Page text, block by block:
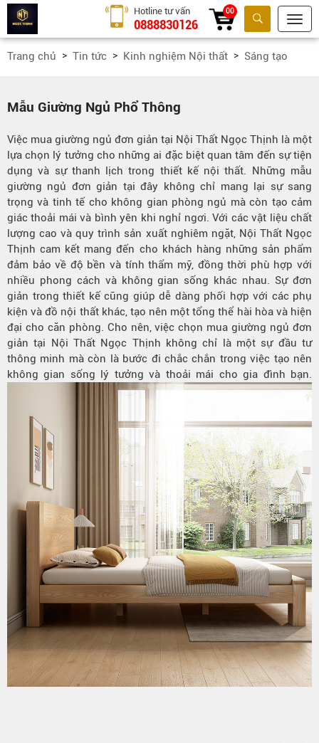
Tìm kiếm
Hotline tư vấn
0888830126
00
Trang chủ Tin tức Kinh nghiệm Nội thất Sáng tạo
Mẫu Giường Ngủ Phổ Thông
Việc mua giường ngủ đơn giản tại Nội Thất Ngọc Thịnh là một
lựa chọn lý tưởng cho những ai đặc biệt quan tâm đến sự tiện
dụng và sự thanh lịch trong thiết kế nội thất. Những mẫu
giường ngủ đơn giản tại đây không chỉ mang lại sự sang
trọng và tinh tế cho không gian phòng ngủ mà còn tạo cảm
giác thoải mái và bình yên khi nghỉ ngơi. Với các vật liệu chất
lượng cao và quy trình sản xuất nghiêm ngặt, Nội Thất Ngọc
Thịnh cam kết mang đến cho khách hàng những sản phẩm
đảm bảo về độ bền và tính thẩm mỹ, đồng thời phù hợp với
nhiều phong cách và không gian sống khác nhau. Sự đơn
giản trong thiết kế cũng giúp dễ dàng phối hợp với các phụ
kiện và đồ nội thất khác, tạo nên một tổng thể hài hòa và hiện
đại cho căn phòng. Cho nên, việc chọn mua giường ngủ đơn
giản tại Nội Thất Ngọc Thịnh không chỉ là một sự đầu tư
thông minh mà còn là bước đi chắc chắn trong việc tạo nên
không gian sống lý tưởng và thoải mái cho gia đình bạn.